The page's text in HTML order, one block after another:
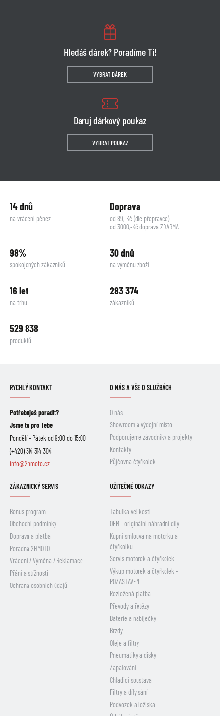
Hledáš dárek? Poradíme Ti!
VYBRAT DÁREK
Daruj dárkový poukaz
VYBRAT POUKAZ
14 dnů
na vrácení pěnez
Doprava
od 89,-Kč (dle přepravce)
od 3000,-Kč doprava ZDARMA
98%
spokojených zákazníků
30 dnů
na výměnu zboží
16 let
na trhu
283 374
zákazníků
529 838
produktů
RYCHLÝ KONTAKT
Potřebuješ poradit?
Jsme tu pro Tebe
Pondělí - Pátek od 9:00 do 15:00
(+420) 314 314 304
info@2hmoto.cz
O NÁS A VŠE O SLUŽBÁCH
O nás
Showroom a výdejní místo
Podporujeme závodníky a projekty
Kontakty
Půjčovna čtyřkolek
ZÁKAZNICKÝ SERVIS
Bonus program
Obchodní podmínky
Doprava a platba
Poradna 2HMOTO
Vrácení / Výměna / Reklamace
Přání a stížnosti
Ochrana osobních údajů
UŽITEČNÉ ODKAZY
Tabulka velikostí
OEM - originální náhradní díly
Kupní smlouva na motorku a
čtyřkolku
Servis motorek a čtyřkolek
Výkup motorek a čtyřkolek -
POZASTAVEN
Rozložená platba
Převody a řetězy
Baterie a nabíječky
Brzdy
Oleje a filtry
Pneumatiky a disky
Zapalování
Chladicí soustava
Filtry a díly sání
Podvozek a ložiska